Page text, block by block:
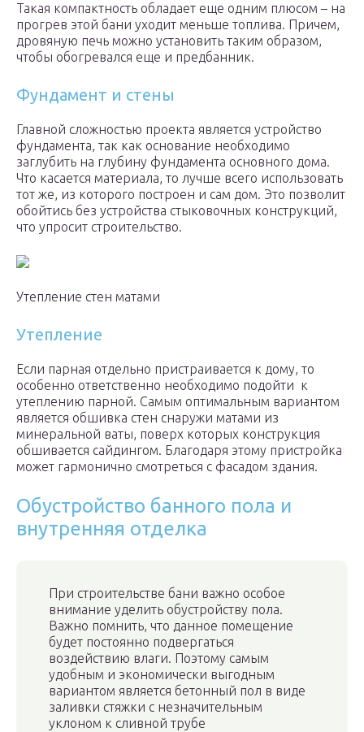
Такая компактность обладает еще одним плюсом – на
прогрев этой бани уходит меньше топлива. Причем,
дровяную печь можно установить таким образом,
чтобы обогревался еще и предбанник.
Фундамент и стены
Главной сложностью проекта является устройство
фундамента, так как основание необходимо
заглубить на глубину фундамента основного дома.
Что касается материала, то лучше всего использовать
тот же, из которого построен и сам дом. Это позволит
обойтись без устройства стыковочных конструкций,
что упросит строительство.
Утепление стен матами
Утепление
Если парная отдельно пристраивается к дому, то
особенно ответственно необходимо подойти к
утеплению парной. Самым оптимальным вариантом
является обшивка стен снаружи матами из
минеральной ваты, поверх которых конструкция
обшивается сайдингом. Благодаря этому пристройка
может гармонично смотреться с фасадом здания.
Обустройство банного пола и
внутренняя отделка
При строительстве бани важно особое
внимание уделить обустройству пола.
Важно помнить, что данное помещение
будет постоянно подвергаться
воздействию влаги. Поэтому самым
удобным и экономически выгодным
вариантом является бетонный пол в виде
заливки стяжки с незначительным
уклоном к сливной трубе